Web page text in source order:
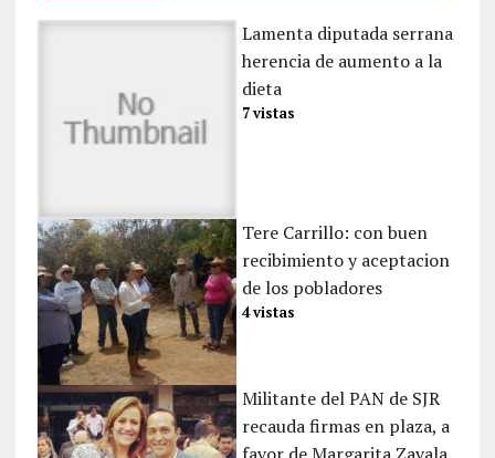
Lamenta diputada serrana
herencia de aumento a la
dieta
7 vistas
Tere Carrillo: con buen
recibimiento y aceptacion
de los pobladores
4 vistas
Militante del PAN de SJR
recauda firmas en plaza, a